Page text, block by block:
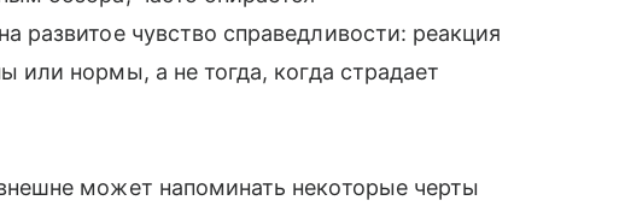
развитое чувство справедливости: реакция
или нормы, а не тогда, когда страдает
может напоминать некоторые черты